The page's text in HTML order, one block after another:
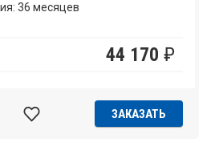
36 месяцев
44 170 ₽
ЗАКАЗАТЬ